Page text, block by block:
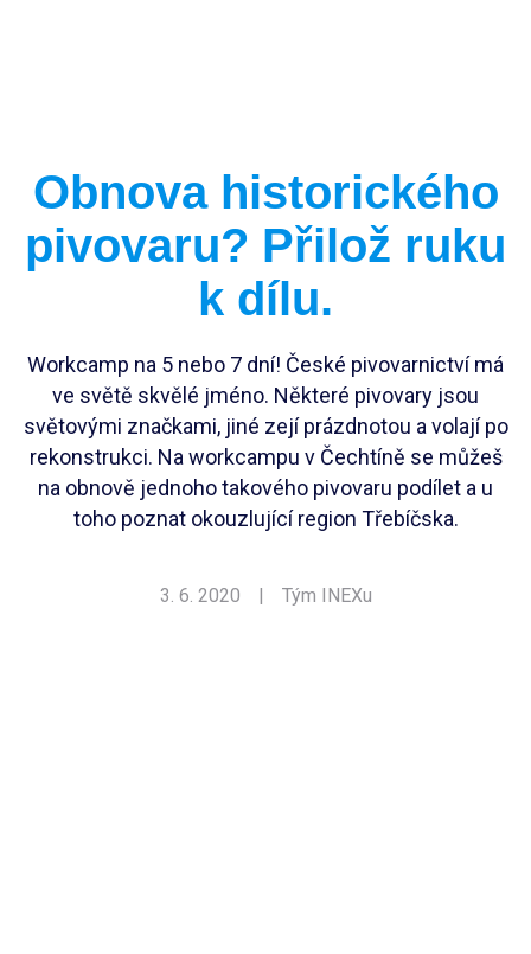
Dlouhodobé projekty
Školení
Členství pro INEXáky
FAQ workcampy v zahraničí
FAQ vedoucí workcampů
Jako jednodlivec
Jako zaměstnanec*kyně
Jako firma
Obnova historického
pivovaru? Přilož ruku
k dílu.
Workcamp na 5 nebo 7 dní! České pivovarnictví má
ve světě skvělé jméno. Některé pivovary jsou
světovými značkami, jiné zejí prázdnotou a volají po
rekonstrukci. Na workcampu v Čechtíně se můžeš
na obnově jednoho takového pivovaru podílet a u
toho poznat okouzlující region Třebíčska.
3. 6. 2020 | Tým INEXu